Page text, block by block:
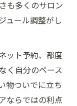
も多くのサロン
ュール調整がし
ット予約、都度
く自分のペース
物ついでに立ち
ならではの利点